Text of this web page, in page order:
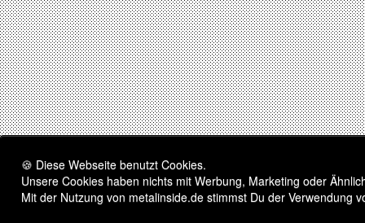
🍪 Diese Webseite benutzt Cookies.
Unsere Cookies haben nichts mit Werbung, Marketing oder
Mit der Nutzung von metalinside.de stimmst Du der Verwendung